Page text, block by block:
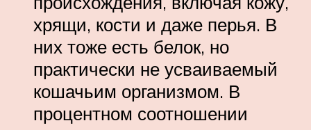
хрящи, кости и даже перья. В
них тоже есть белок, но
практически не усваиваемый
кошачьим организмом. В
процентном соотношении